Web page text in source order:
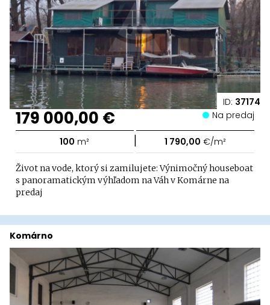
ID: 37174
179 000,00 € Na predaj
100 m² | 1 790,00 €/m²
Život na vode, ktorý si zamilujete: Výnimočný houseboat
s panoramatickým výhľadom na Váh v Komárne na
predaj
Komárno